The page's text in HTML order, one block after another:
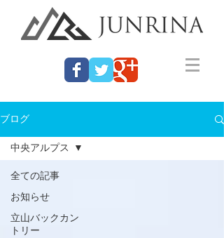
ブログ
全ての記事
お知らせ
立山バックカン
トリー
中央アルプス